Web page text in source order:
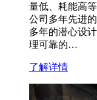
量低、耗能高
公司多年先进
多年的潜心设
理可靠的…
了解详情